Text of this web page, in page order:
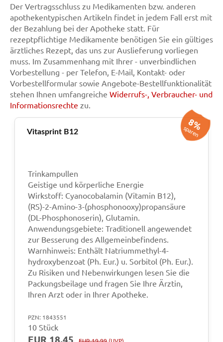
Der Vertragsschluss zu Medikamenten bzw. anderen
apothekentypischen Artikeln findet in jedem Fall erst mit
der Bezahlung bei der Apotheke statt. Für
rezeptpflichtige Medikamente benötigen Sie ein gültiges
ärztliches Rezept, das uns zur Auslieferung vorliegen
muss. Im Zusammenhang mit Ihrer - unverbindlichen
Vorbestellung - per Telefon, E-Mail, Kontakt- oder
Vorbestellformular sowie Angebote-Bestellfunktionalität
stehen Ihnen umfangreiche Widerrufs-, Verbraucher- und
Informationsrechte zu.
Vitasprint B12 8%
sparen
Trinkampullen
Geistige und körperliche Energie
Wirkstoff: Cyanocobalamin (Vitamin B12),
(RS)-2-Amino-3-(phosphonooxy)propansäure
(DL-Phosphonoserin), Glutamin.
Anwendungsgebiete: Traditionell angewendet
zur Besserung des Allgemeinbefindens.
Warnhinweis: Enthält Natriummethyl-4-
hydroxybenzoat (Ph. Eur.) u. Sorbitol (Ph. Eur.).
Zu Risiken und Nebenwirkungen lesen Sie die
Packungsbeilage und fragen Sie Ihre Ärztin,
Ihren Arzt oder in Ihrer Apotheke.
PZN: 1843551
10 Stück
EUR 18,45